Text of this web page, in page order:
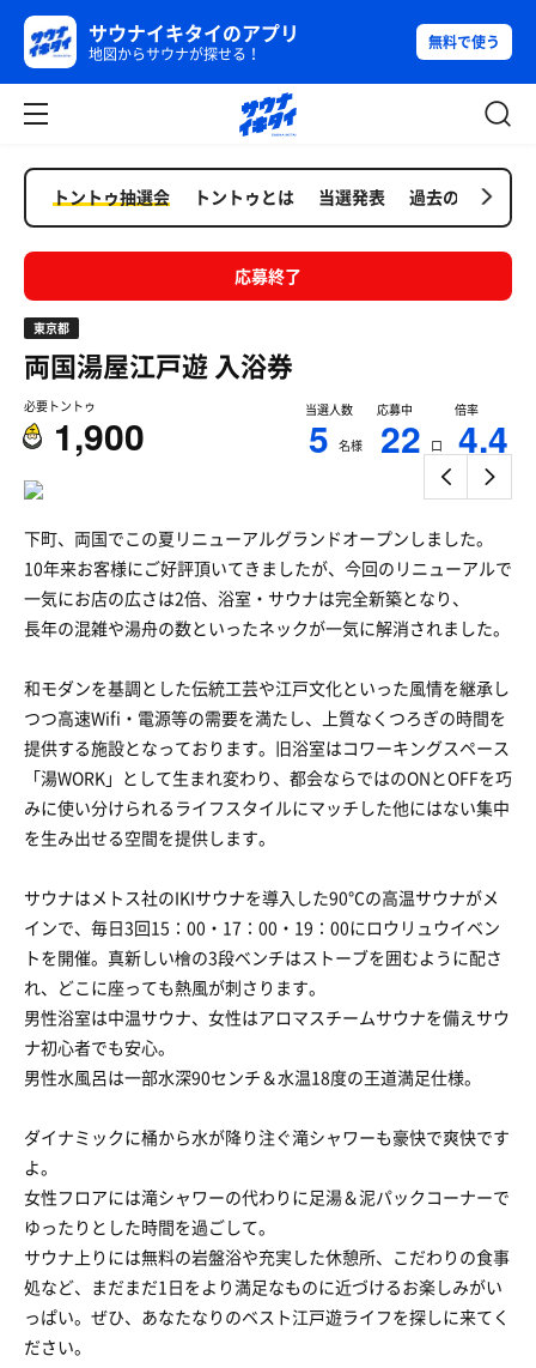
サウナイキタイのアプリ
地図からサウナが探せる！
無料で使う
トントゥ抽選会 トントゥとは 当選発表 過去の抽選会
応募終了
東京都
両国湯屋江戸遊入浴券
必要トントゥ
1,900
当選人数
5 名様
応募中
22 口
倍率
4.4
下町、両国でこの夏リニューアルグランドオープンしました。
10年来お客様にご好評頂いてきましたが、今回のリニューアルで
一気にお店の広さは2倍、浴室・サウナは完全新築となり、
長年の混雑や湯舟の数といったネックが一気に解消されました。
和モダンを基調とした伝統工芸や江戸文化といった風情を継承し
つつ高速Wifi・電源等の需要を満たし、上質なくつろぎの時間を
提供する施設となっております。旧浴室はコワーキングスペース
「湯WORK」として生まれ変わり、都会ならではのONとOFFを巧
みに使い分けられるライフスタイルにマッチした他にはない集中
を生み出せる空間を提供します。
サウナはメトス社のIKIサウナを導入した90℃の高温サウナがメ
インで、毎日3回15：00・17：00・19：00にロウリュウイベン
トを開催。真新しい檜の3段ベンチはストーブを囲むように配さ
れ、どこに座っても熱風が刺さります。
男性浴室は中温サウナ、女性はアロマスチームサウナを備えサウ
ナ初心者でも安心。
男性水風呂は一部水深90センチ＆水温18度の王道満足仕様。
ダイナミックに桶から水が降り注ぐ滝シャワーも豪快で爽快です
よ。
女性フロアには滝シャワーの代わりに足湯＆泥パックコーナーで
ゆったりとした時間を過ごして。
サウナ上りには無料の岩盤浴や充実した休憩所、こだわりの食事
処など、まだまだ1日をより満足なものに近づけるお楽しみがい
っぱい。ぜひ、あなたなりのベスト江戸遊ライフを探しに来てく
ださい。